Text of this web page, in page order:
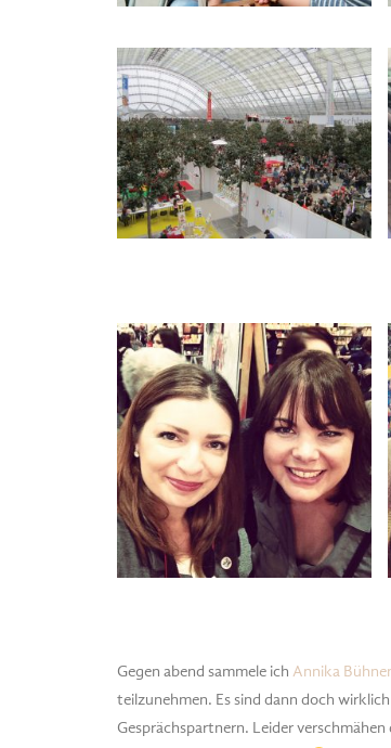
Gegen abend sammele ich Annika
teilzunehmen. Es sind dann doch
Gesprächspartnern. Leider